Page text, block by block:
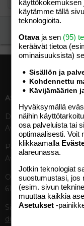
ASIAKASPALVELU
Digipalvelut (09) 156
Avoinna ma–pe 8–19
Painettu lehti (09) 156
Avoinna ma–pe 8–19
Otavamedian vaihde
61
Sähköposti (digi)
digi@otavamedia.fi
käyttökokemuksen
käytämme tällä
teknologioita.
Otavaja sen (95)
keräävät tietoa
ominaisuuk­sista)
Sisällön ja
Kohdennettu
Kävijämäärien
Hyväksymällä
näihin
osa palveluista tai
optimaalisesti. Voit
klikkaamalla
alareunassa.
Jotkin teknologiat
suostumustasi, jos
(esim. sivun
muuttaa kaikkia
Asetukset -